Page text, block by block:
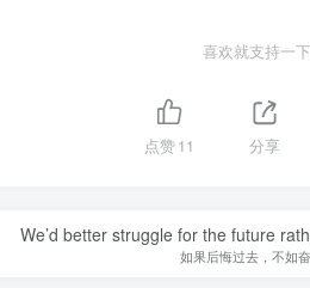
喜欢就支持一
点赞11 分享
We’d better struggle for the future
如果后悔过去，不如